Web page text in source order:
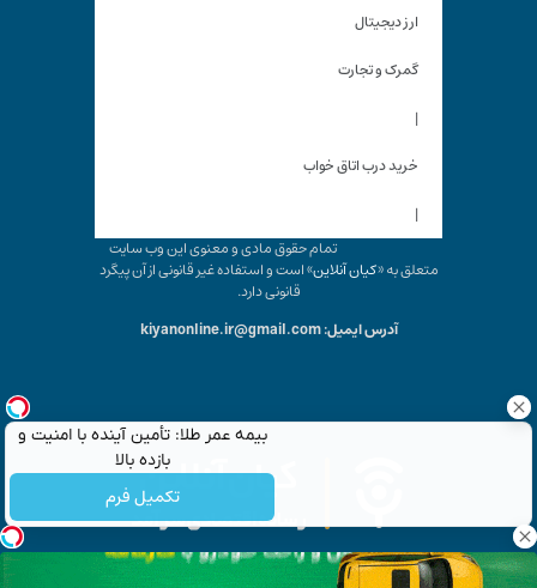
بیمه عمر طلا: تأمین آینده با امنیت و
بازده بالا
تکمیل فرم
ارز دیجیتال
گمرک و تجارت
|
خرید درب اتاق خواب
|
تمام حقوق مادی و معنوی این وب سایت
متعلق به «کیان آنلاین» است و استفاده غیر قانونی از آن پیگرد
قانونی دارد.
آدرس ایمیل: kiyanonline.ir@gmail.com